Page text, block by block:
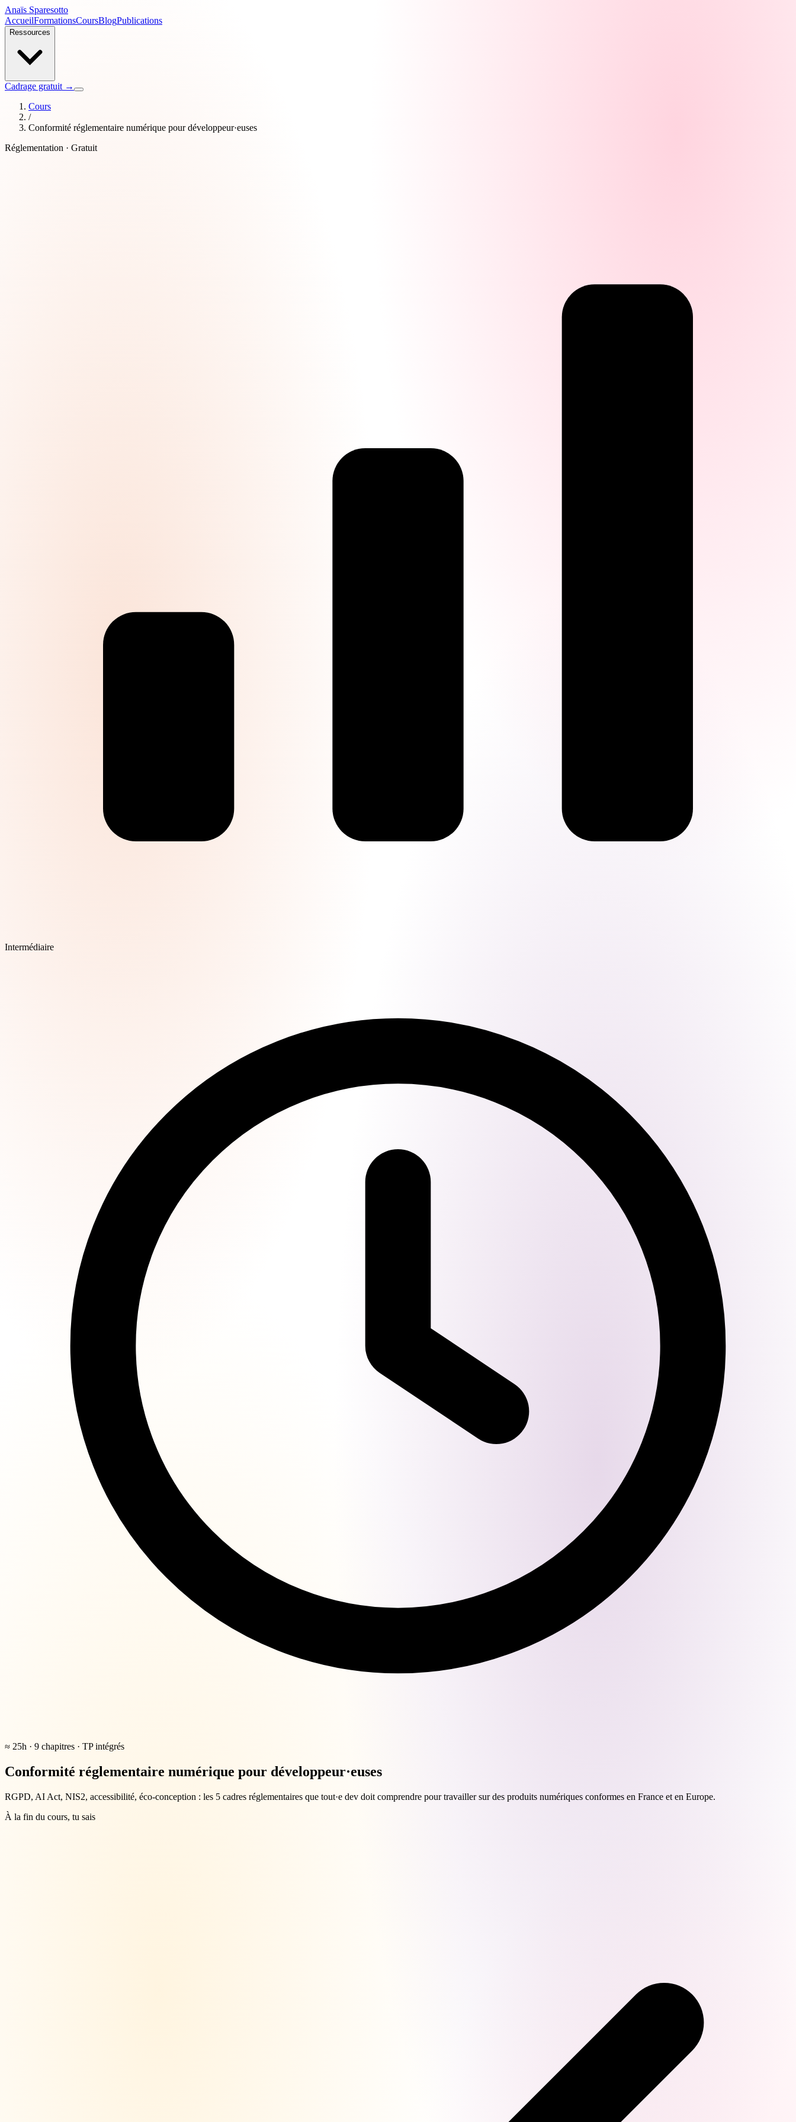
Anaïs Sparesotto
AccueilFormationsCoursBlogPublications
Ressources
Cadrage gratuit →
Cours
/
Conformité réglementaire numérique pour développeur·euses
Réglementation · Gratuit
Intermédiaire
≈ 25h · 9 chapitres · TP intégrés
Conformité réglementaire numérique pour développeur·euses
RGPD, AI Act, NIS2, accessibilité, éco-conception : les 5 cadres réglementaires que tout·e dev doit comprendre pour travailler sur des produits numériques conformes en France et en Europe.
À la fin du cours, tu sais